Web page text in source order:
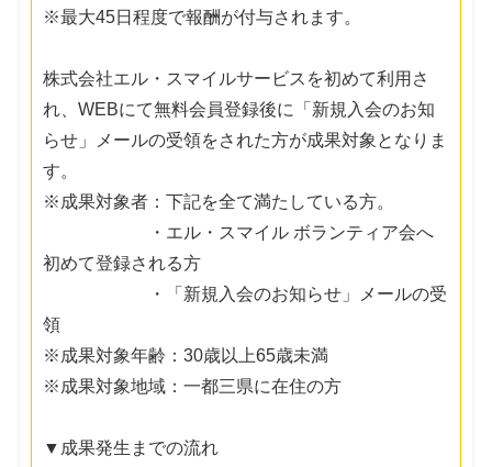
※最大45日程度で報酬が付与されます。
株式会社エル・スマイルサービスを初めて利用さ
れ、WEBにて無料会員登録後に「新規入会のお知
らせ」メールの受領をされた方が成果対象となりま
す。
※成果対象者：下記を全て満たしている方。
・エル・スマイル ボランティア会へ
初めて登録される方
・「新規入会のお知らせ」メールの受
領
※成果対象年齢：30歳以上65歳未満
※成果対象地域：一都三県に在住の方
▼成果発生までの流れ